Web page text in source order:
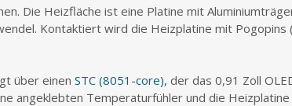
Die Heizfläche ist eine Platine mit
Kontaktiert wird die Heizplatine mit
über einen STC (8051-core), der das 0,91 Zoll
angeklebten Temperaturfühler und die